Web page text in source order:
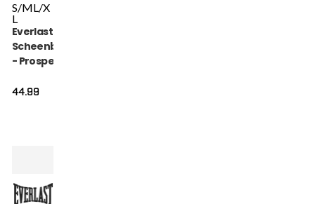
S/ML/X
L
Everlast
Scheenbeschermer
- Prospect Youth -
44.99